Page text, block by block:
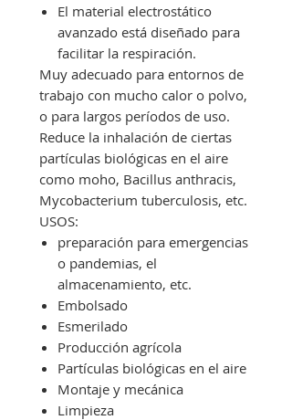
El material electrostático
avanzado está diseñado para
facilitar la respiración.
Muy adecuado para entornos de
trabajo con mucho calor o polvo,
o para largos períodos de uso.
Reduce la inhalación de ciertas
partículas biológicas en el aire
como moho, Bacillus anthracis,
Mycobacterium tuberculosis, etc.
USOS:
preparación para emergencias
o pandemias, el
almacenamiento, etc.
Embolsado
Esmerilado
Producción agrícola
Partículas biológicas en el aire
Montaje y mecánica
Limpieza